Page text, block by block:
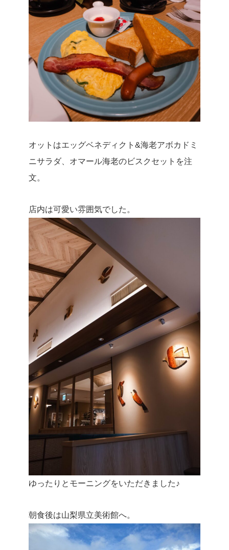
オットはエッグベネディクト&海老アボカドミ
ニサラダ、オマール海老のビスクセットを注
文。
店内は可愛い雰囲気でした。
ゆったりとモーニングをいただきました♪
朝食後は山梨県立美術館へ。